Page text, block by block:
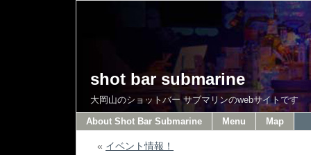
shot bar submarine
大岡山のショットバー サブマリンのwebサイトです
About Shot Bar Submarine Menu Map
« イベント情報！